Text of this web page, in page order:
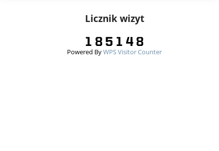
Licznik wizyt
Powered ByWPS Visitor Counter